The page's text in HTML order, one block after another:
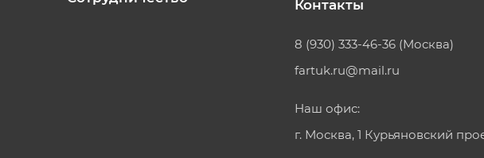
Контакты
8 (930) 333-46-36 (Москва)
fartuk.ru@mail.ru
Наш офис:
г. Москва, 1 Курьяновский